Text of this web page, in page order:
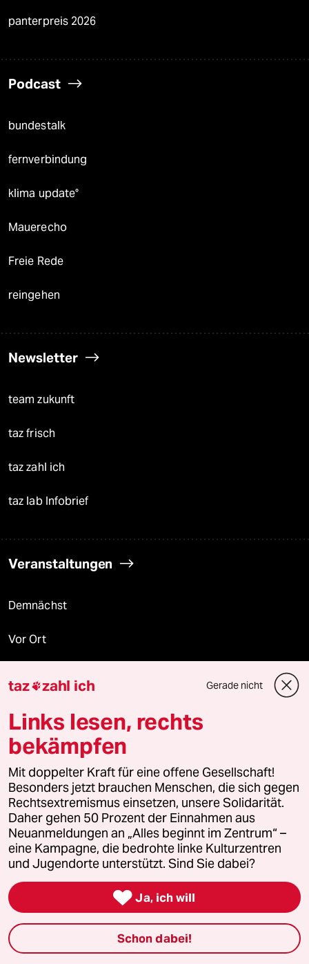
panterpreis 2026
Podcast
bundestalk
fernverbindung
klima update°
Mauerecho
Freie Rede
reingehen
Newsletter
team zukunft
taz frisch
taz zahl ich
taz lab Infobrief
Veranstaltungen
Demnächst
Vor Ort
taz lab 2027
Mehr taz Lesestoff
taz Blogs
taz FUTURZWEI
Le Monde diplomatique
taz Archiv
taz zahl ich Gerade nicht
Links lesen, rechts
bekämpfen
Mit doppelter Kraft für eine offene Gesellschaft!
Besonders jetzt brauchen Menschen, die sich gegen
Rechtsextremismus einsetzen, unsere Solidarität.
Daher gehen 50 Prozent der Einnahmen aus
Neuanmeldungen an „Alles beginnt im Zentrum“ –
eine Kampagne, die bedrohte linke Kulturzentren
und Jugendorte unterstützt. Sind Sie dabei?
 Ja, ich will
Schon dabei!